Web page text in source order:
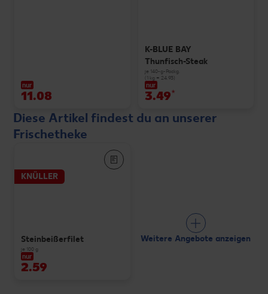
nur
11.08
K-BLUE BAY
Thunfisch-Steak
je 140-g-Packg.
(1 kg = 24.93)
nur
3.49*
Diese Artikel findest du an unserer
Frischetheke
KNÜLLER
Steinbeißerfilet
je 100 g
nur
2.59
Weitere Angebote anzeigen